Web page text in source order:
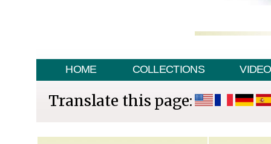
HOME COLLECTIONS VIDEO
Translate this page: